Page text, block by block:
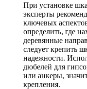
При установке
эксперты
ключевых
определить, где
деревянные
следует крепить
надежности.
дюбелей для
или анкеры,
крепления.